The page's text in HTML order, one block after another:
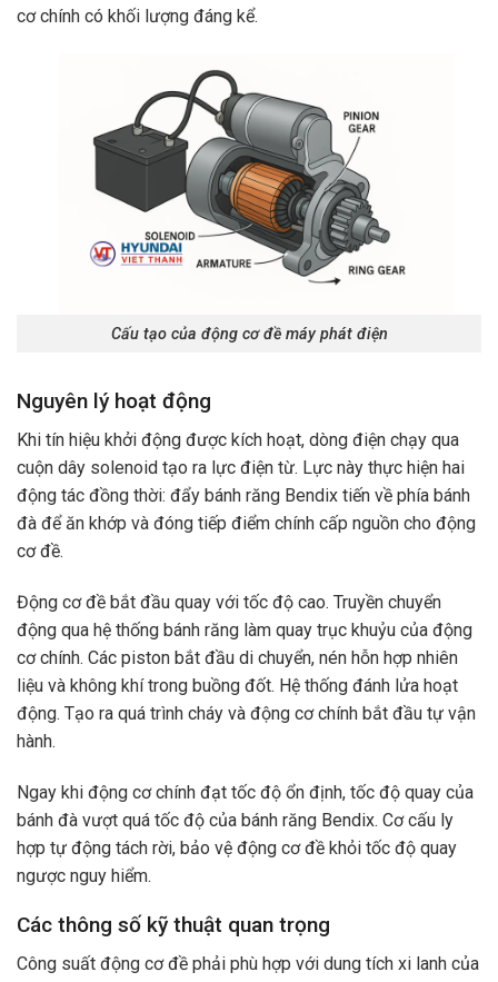
cơ chính có khối lượng đáng kể.
Cấu tạo của động cơ đề máy phát điện
Nguyên lý hoạt động
Khi tín hiệu khởi động được kích hoạt, dòng điện chạy qua
cuộn dây solenoid tạo ra lực điện từ. Lực này thực hiện hai
động tác đồng thời: đẩy bánh răng Bendix tiến về phía bánh
đà để ăn khớp và đóng tiếp điểm chính cấp nguồn cho động
cơ đề.
Động cơ đề bắt đầu quay với tốc độ cao. Truyền chuyển
động qua hệ thống bánh răng làm quay trục khuỷu của động
cơ chính. Các piston bắt đầu di chuyển, nén hỗn hợp nhiên
liệu và không khí trong buồng đốt. Hệ thống đánh lửa hoạt
động. Tạo ra quá trình cháy và động cơ chính bắt đầu tự vận
hành.
Ngay khi động cơ chính đạt tốc độ ổn định, tốc độ quay của
bánh đà vượt quá tốc độ của bánh răng Bendix. Cơ cấu ly
hợp tự động tách rời, bảo vệ động cơ đề khỏi tốc độ quay
ngược nguy hiểm.
Các thông số kỹ thuật quan trọng
Công suất động cơ đề phải phù hợp với dung tích xi lanh của